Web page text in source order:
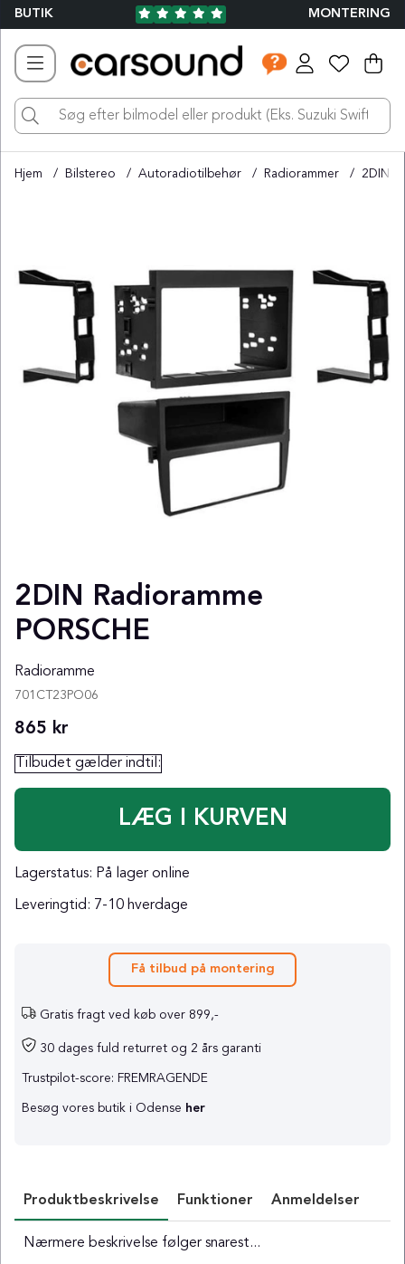
BUTIK MONTERING
.
Hjem Bilstereo Autoradiotilbehør Radiorammer 2DIN
2DIN Radioramme
PORSCHE
Radioramme
701CT23PO06
865 kr
Tilbudet gælder indtil:
Lagerstatus: På lager online
Leveringtid: 7-10 hverdage
Få tilbud på montering
Gratis fragt ved køb over 899,-
30 dages fuld returret og 2 års garanti
Trustpilot-score: FREMRAGENDE
Besøg vores butik i Odense her
Produktbeskrivelse Funktioner Anmeldelser
Nærmere beskrivelse følger snarest...